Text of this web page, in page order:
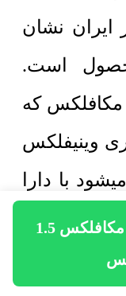
استعلام قیمت و خرید کفپوش مکافلکس 1.5
ایران نشان
است.
که
وینیفلکس
با دارا
برای هر
ابعاد هر